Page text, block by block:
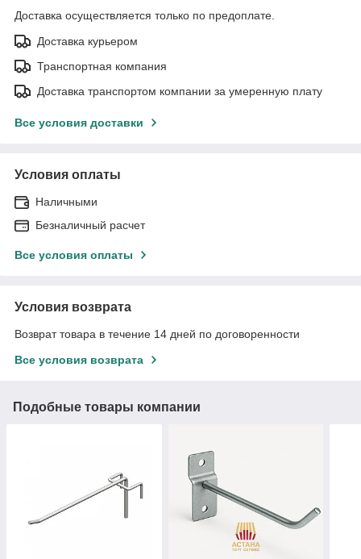
Доставка осуществляется только по предоплате.
Доставка курьером
Транспортная компания
Доставка транспортом компании за умеренную плату
Все условия доставки
Условия оплаты
Наличными
Безналичный расчет
Все условия оплаты
Условия возврата
Возврат товара в течение 14 дней по договоренности
Все условия возврата
Подобные товары компании